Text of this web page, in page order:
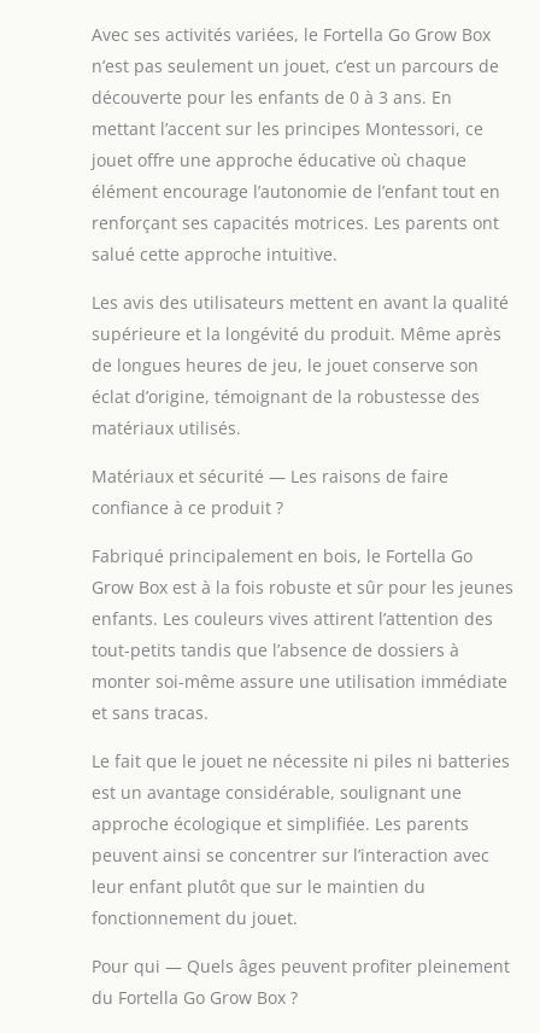
Avec ses activités variées, le Fortella Go Grow Box
n’est pas seulement un jouet, c’est un parcours de
découverte pour les enfants de 0 à 3 ans. En
mettant l’accent sur les principes Montessori, ce
jouet offre une approche éducative où chaque
élément encourage l’autonomie de l’enfant tout en
renforçant ses capacités motrices. Les parents ont
salué cette approche intuitive.
Les avis des utilisateurs mettent en avant la qualité
supérieure et la longévité du produit. Même après
de longues heures de jeu, le jouet conserve son
éclat d’origine, témoignant de la robustesse des
matériaux utilisés.
Matériaux et sécurité — Les raisons de faire
confiance à ce produit ?
Fabriqué principalement en bois, le Fortella Go
Grow Box est à la fois robuste et sûr pour les jeunes
enfants. Les couleurs vives attirent l’attention des
tout-petits tandis que l’absence de dossiers à
monter soi-même assure une utilisation immédiate
et sans tracas.
Le fait que le jouet ne nécessite ni piles ni batteries
est un avantage considérable, soulignant une
approche écologique et simplifiée. Les parents
peuvent ainsi se concentrer sur l’interaction avec
leur enfant plutôt que sur le maintien du
fonctionnement du jouet.
Pour qui — Quels âges peuvent profiter pleinement
du Fortella Go Grow Box ?